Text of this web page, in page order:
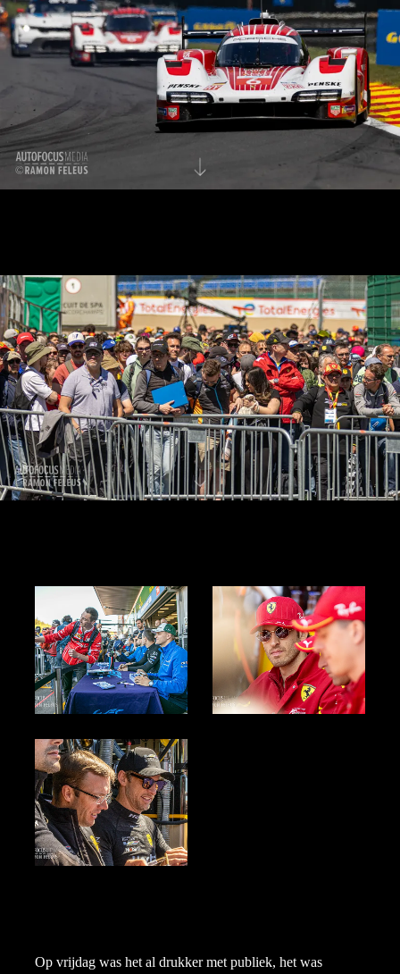
Op vrijdag was het al drukker met publiek, het was